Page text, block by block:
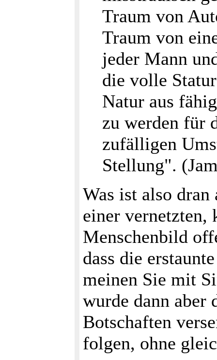
Traum von
Traum von
jeder Mann
die volle
Natur aus
zu werden für
zufälligen
Stellung".
Was ist also
einer vernetzten,
Menschenbild
dass die
meinen Sie mit
wurde dann aber
Botschaften
folgen, ohne